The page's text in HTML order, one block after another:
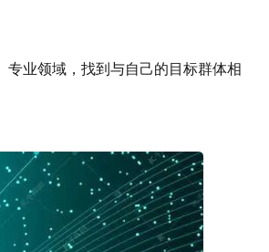
专业领域，找到与自己的目标群体相